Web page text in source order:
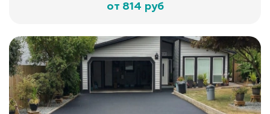
от 814 руб